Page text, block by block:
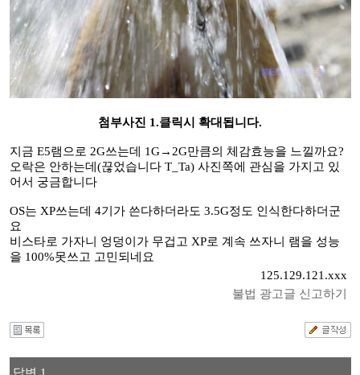
첨부사진 1.클릭시 확대됩니다.
지금 E5램으로 2G쓰는데 1G→2G만큼의 체감효능을 느낄까요?
오락은 안하는데(끊었습니다 T_Ta) 사진쪽에 관심을 가지고 있
어서 궁금합니다
OS는 XP쓰는데 4기가 쓴다하더라도 3.5G정도 인식한다하더군
요
비스타로 가자니 엉덩이가 무겁고 XP로 계속 쓰자니 램을 성능
을 100%못쓰고 고민되네요
125.129.121.xxx
불법 광고글 신고하기